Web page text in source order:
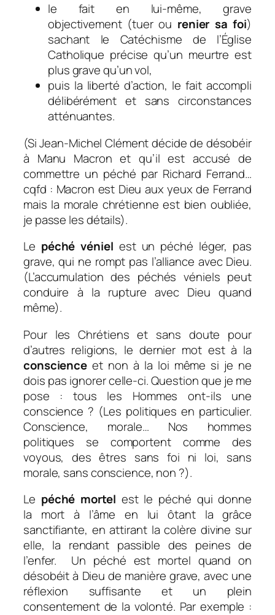
le fait en lui-même, grave
objectivement (tuer ou renier sa foi)
sachant le Catéchisme de l’Église
Catholique précise qu’un meurtre est
plus grave qu’un vol,
puis la liberté d’action, le fait accompli
délibérément et sans circonstances
atténuantes.
(Si Jean-Michel Clément décide de désobéir
à Manu Macron et qu’il est accusé de
commettre un péché par Richard Ferrand…
cqfd : Macron est Dieu aux yeux de Ferrand
mais la morale chrétienne est bien oubliée,
je passe les détails).
Le péché véniel est un péché léger, pas
grave, qui ne rompt pas l’alliance avec Dieu.
(L’accumulation des péchés véniels peut
conduire à la rupture avec Dieu quand
même).
Pour les Chrétiens et sans doute pour
d’autres religions, le dernier mot est à la
conscience et non à la loi même si je ne
dois pas ignorer celle-ci. Question que je me
pose : tous les Hommes ont-ils une
conscience ? (Les politiques en particulier.
Conscience, morale… Nos hommes
politiques se comportent comme des
voyous, des êtres sans foi ni loi, sans
morale, sans conscience, non ?).
Le péché mortel est le péché qui donne
la mort à l’âme en lui ôtant la grâce
sanctifiante, en attirant la colère divine sur
elle, la rendant passible des peines de
l’enfer. Un péché est mortel quand on
désobéit à Dieu de manière grave, avec une
réflexion suffisante et un plein
consentementde la volonté. Par exemple :